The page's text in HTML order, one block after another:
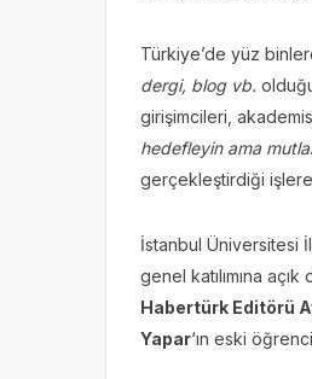
Türkiye’de yüz
dergi, blog vb.
girişimcileri,
hedefleyin ama
gerçekleştirdiği
İstanbul Üniversitesi
genel katılımına
Habertürk Editörü
Yapar‘ın eski